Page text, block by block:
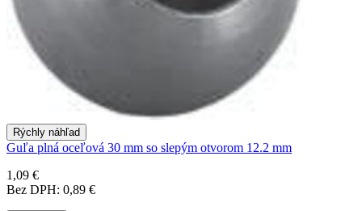
Rýchly náhľad
Guľa plná oceľová 30 mm so slepým otvorom 12.2 mm
1,09 €
Bez DPH: 0,89 €